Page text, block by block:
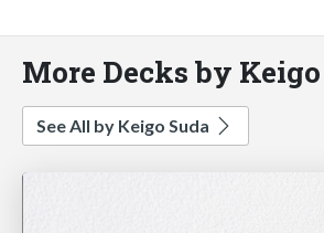
More Decks by
See All by Keigo Suda